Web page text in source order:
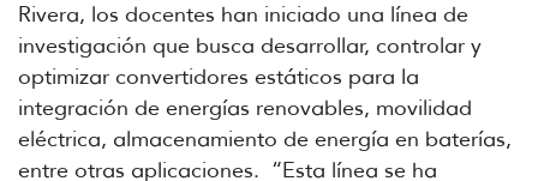
Rivera, los docentes han iniciado una línea de
investigación que busca desarrollar, controlar y
optimizar convertidores estáticos para la
integración de energías renovables, movilidad
eléctrica, almacenamiento de energía en baterías,
entre otras aplicaciones. “Esta línea se ha